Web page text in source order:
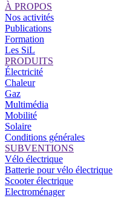
À PROPOS
Nos activités
Publications
Formation
Les SiL
PRODUITS
Électricité
Chaleur
Gaz
Multimédia
Mobilité
Solaire
Conditions générales
SUBVENTIONS
Vélo électrique
Batterie pour vélo électrique
Scooter électrique
Electroménager